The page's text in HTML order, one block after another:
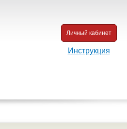
Личный кабинет
Инструкция